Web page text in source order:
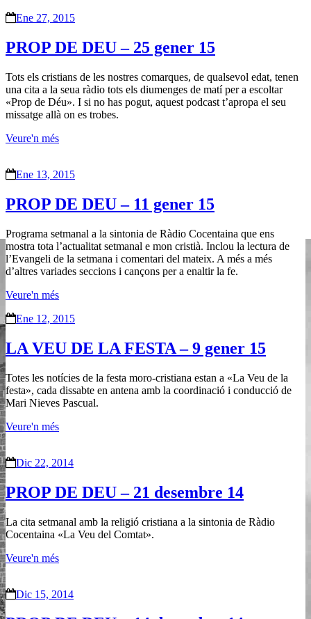
Ene 27, 2015
PROP DE DEU – 25 gener 15
Tots els cristians de les nostres comarques, de qualsevol edat, tenen
una cita a la seua ràdio tots els diumenges de matí per a escoltar
«Prop de Déu». I si no has pogut, aquest podcast t’apropa el seu
missatge allà on es trobes.
Veure'n més
Ene 13, 2015
PROP DE DEU – 11 gener 15
Programa setmanal a la sintonia de Ràdio Cocentaina que ens
mostra tota l’actualitat setmanal e mon cristià. Inclou la lectura de
l’Evangeli de la setmana i comentari del mateix. A més a més
d’altres variades seccions i cançons per a enaltir la fe.
Veure'n més
Ene 12, 2015
LA VEU DE LA FESTA – 9 gener 15
Totes les notícies de la festa moro-cristiana estan a «La Veu de la
festa», cada dissabte en antena amb la coordinació i conducció de
Mari Nieves Pascual.
Veure'n més
Dic 22, 2014
PROP DE DEU – 21 desembre 14
La cita setmanal amb la religió cristiana a la sintonia de Ràdio
Cocentaina «La Veu del Comtat».
Veure'n més
Dic 15, 2014